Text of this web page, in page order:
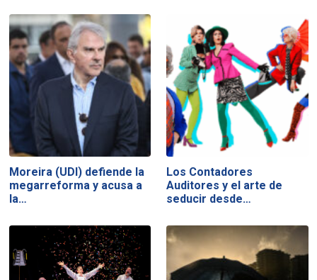
Moreira (UDI) defiende la
megarreforma y acusa a
la…
Los Contadores
Auditores y el arte de
seducir desde…